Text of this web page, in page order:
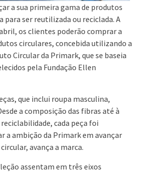
a sua primeira gama de produtos
para ser reutilizada ou reciclada. A
os clientes poderão comprar a
circulares, concebida utilizando a
Circular da Primark, que se baseia
pela Fundação Ellen
que inclui roupa masculina,
a composição das fibras até à
cada peça foi
a ambição da Primark em avançar
avança a marca.
assentam em três eixos